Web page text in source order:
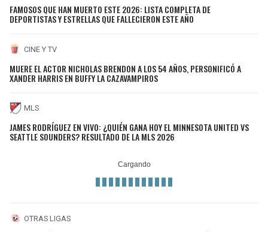
FAMOSOS QUE HAN MUERTO ESTE 2026: LISTA COMPLETA DE
DEPORTISTAS Y ESTRELLAS QUE FALLECIERON ESTE AÑO
CINE Y TV
MUERE EL ACTOR NICHOLAS BRENDON A LOS 54 AÑOS, PERSONIFICÓ A
XANDER HARRIS EN BUFFY LA CAZAVAMPIROS
MLS
JAMES RODRÍGUEZ EN VIVO: ¿QUIÉN GANA HOY EL MINNESOTA UNITED VS
SEATTLE SOUNDERS? RESULTADO DE LA MLS 2026
OTRAS LIGAS